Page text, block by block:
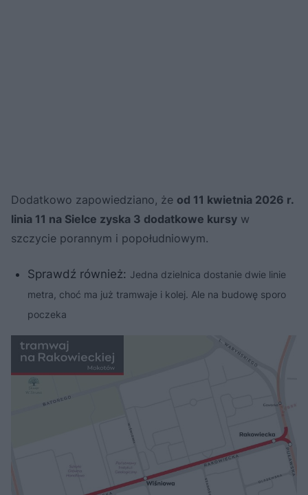
Dodatkowo zapowiedziano, że od 11 kwietnia 2026 r.
linia 11 na Sielce zyska 3 dodatkowe kursy w
szczycie porannym i popołudniowym.
Sprawdź również: Jedna dzielnica dostanie dwie linie
metra, choć ma już tramwaje i kolej. Ale na budowę sporo
poczeka